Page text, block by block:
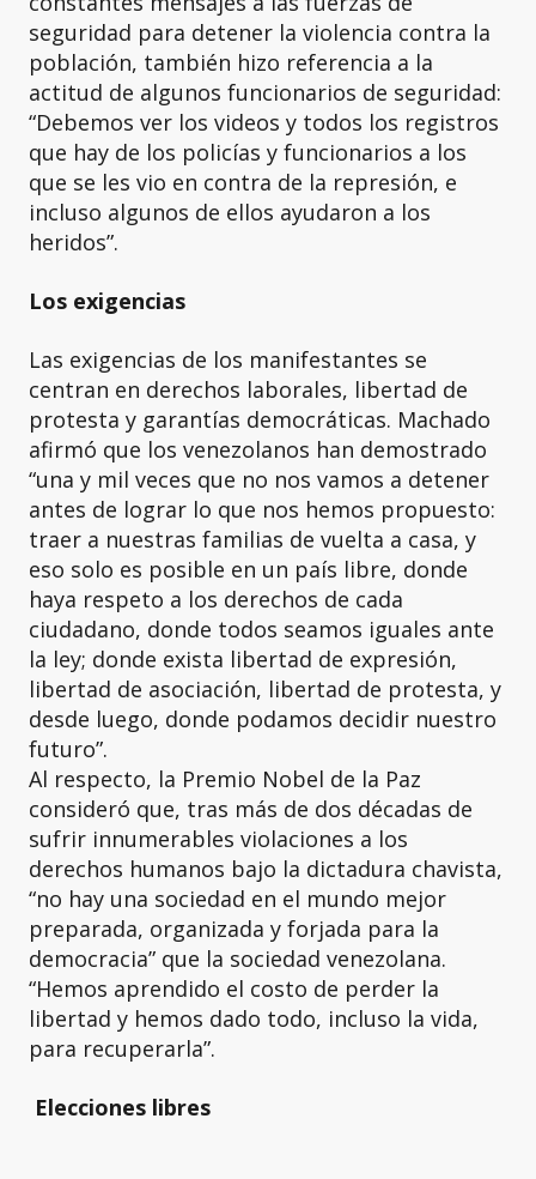
seguridad para detener la violencia contra la
población, también hizo referencia a la
actitud de algunos funcionarios de seguridad:
“Debemos ver los videos y todos los registros
que hay de los policías y funcionarios a los
que se les vio en contra de la represión, e
incluso algunos de ellos ayudaron a los
heridos”.
Los exigencias
Las exigencias de los manifestantes se
centran en derechos laborales, libertad de
protesta y garantías democráticas. Machado
afirmó que los venezolanos han demostrado
“una y mil veces que no nos vamos a detener
antes de lograr lo que nos hemos propuesto:
traer a nuestras familias de vuelta a casa, y
eso solo es posible en un país libre, donde
haya respeto a los derechos de cada
ciudadano, donde todos seamos iguales ante
la ley; donde exista libertad de expresión,
libertad de asociación, libertad de protesta, y
desde luego, donde podamos decidir nuestro
futuro”.
Al respecto, la Premio Nobel de la Paz
consideró que, tras más de dos décadas de
sufrir innumerables violaciones a los
derechos humanos bajo la dictadura chavista,
“no hay una sociedad en el mundo mejor
preparada, organizada y forjada para la
democracia” que la sociedad venezolana.
“Hemos aprendido el costo de perder la
libertad y hemos dado todo, incluso la vida,
para recuperarla”.
Elecciones libres